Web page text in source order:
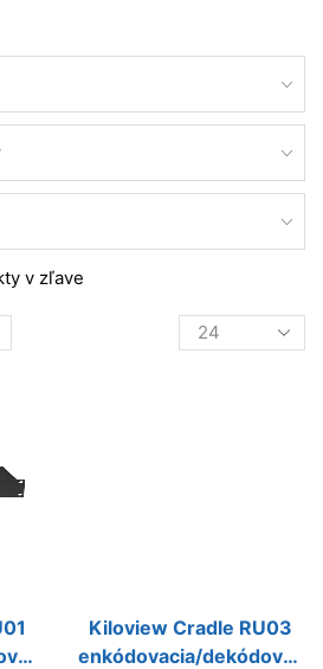
v zľave
Products
per
Kiloview Cradle RU03
enkódovacia/dekódovacia